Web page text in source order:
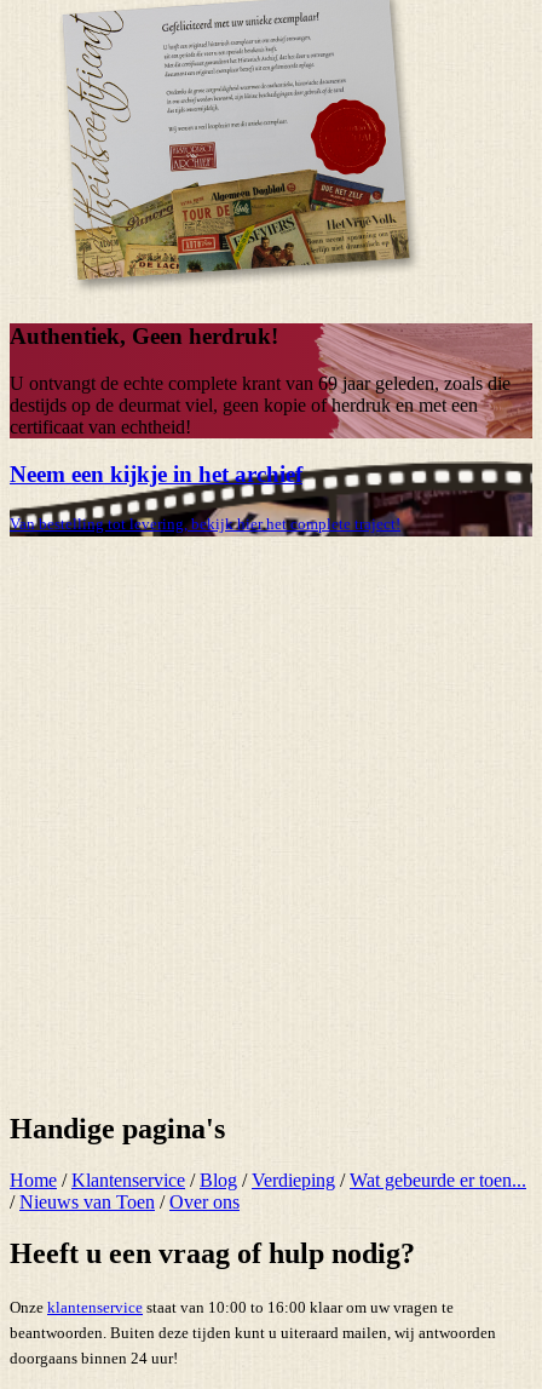
Authentiek, Geen herdruk!
U ontvangt de echte complete krant van 69 jaargeleden, zoals die
destijds op de deurmat viel, geen kopie of herdruk en met een
certificaat van echtheid!
Neem een kijkje in het archief
Van bestelling tot levering, bekijk hier het complete traject!
Handige pagina's
Home /Klantenservice /Blog /Verdieping /Wat gebeurde er toen...
/Nieuws van Toen /Over ons
Heeft u een vraag of hulp nodig?
Onze klantenservice staat van 10:00 to 16:00 klaar om uw vragen te
beantwoorden. Buiten deze tijden kunt u uiteraard mailen, wij antwoorden
doorgaans binnen 24 uur!